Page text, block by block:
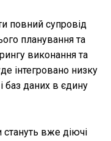
повний супровід
планування та
виконання та
інтегровано низку
даних в єдину
вже діючі